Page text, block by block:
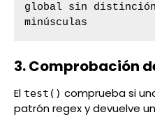
global sin distinción
minúsculas
3. Comprobación
El test() comprueba si
patrón regex y devuelve